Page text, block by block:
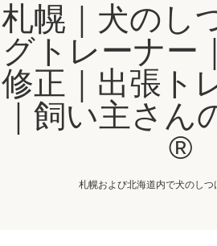
札幌｜犬のし
グトレーナー
修正｜出張ト
｜飼い主さん
®️
札幌および北海道内で犬のしつ